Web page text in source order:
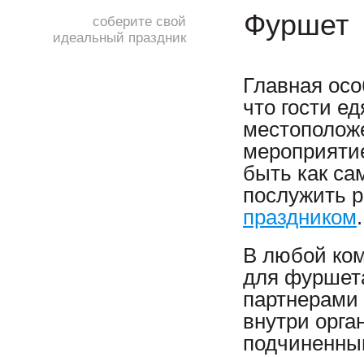
Фуршет
соберите свой
идеальный праздник
Главная
что гости
быть как
послужить
праздником.
В любой
для
внутри